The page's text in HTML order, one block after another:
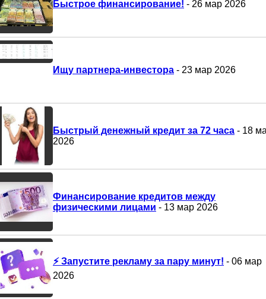
Быстрое финансирование! - 26 мар 2026
Ищу партнера-инвестора - 23 мар 2026
Быстрый денежный кредит за 72 часа - 18
2026
Финансирование кредитов между
физическими лицами - 13 мар 2026
⚡ Запустите рекламу за пару минут! - 06 мар
2026